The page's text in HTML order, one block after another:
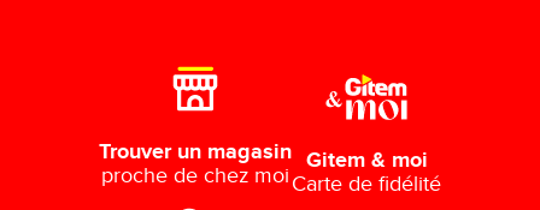
Trouver un magasin
proche de chez moi
Gitem & moi
Carte de fidélité